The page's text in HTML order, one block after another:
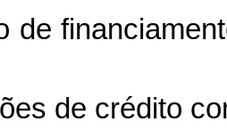
de
de crédito